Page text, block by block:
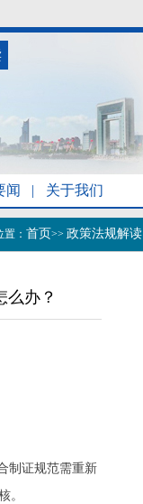
闻 | 关于我们
置： 首页>> 政策法规解读
么办？
制证规范需重新
。